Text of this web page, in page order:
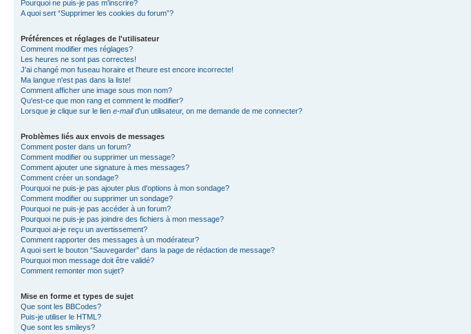
Pourquoi ne puis-je pas m'inscrire?
A quoi sert “Supprimer les cookies du forum”?
Préférences et réglages de l'utilisateur
Comment modifier mes réglages?
Les heures ne sont pas correctes!
J'ai changé mon fuseau horaire et l'heure est encore incorrecte!
Ma langue n'est pas dans la liste!
Comment afficher une image sous mon nom?
Qu'est-ce que mon rang et comment le modifier?
Lorsque je clique sur le lien e-maild'un utilisateur, on me demande de me connecter?
Problèmes liés aux envois de messages
Comment poster dans un forum?
Comment modifier ou supprimer un message?
Comment ajouter une signature à mes messages?
Comment créer un sondage?
Pourquoi ne puis-je pas ajouter plus d'options à mon sondage?
Comment modifier ou supprimer un sondage?
Pourquoi ne puis-je pas accéder à un forum?
Pourquoi ne puis-je pas joindre des fichiers à mon message?
Pourquoi ai-je reçu un avertissement?
Comment rapporter des messages à un modérateur?
A quoi sert le bouton “Sauvegarder” dans la page de rédaction de message?
Pourquoi mon message doit être validé?
Comment remonter mon sujet?
Mise en forme et types de sujet
Que sont les BBCodes?
Puis-je utiliser le HTML?
Que sont les smileys?